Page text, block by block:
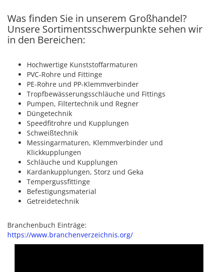
Was finden Sie in unserem Großhandel?
Unsere Sortimentsschwerpunkte sehen wir
in den Bereichen:
Hochwertige Kunststoffarmaturen
PVC-Rohre und Fittinge
PE-Rohre und PP-Klemmverbinder
Tropfbewässerungsschläuche und Fittings
Pumpen, Filtertechnik und Regner
Düngetechnik
Speedfitrohre und Kupplungen
Schweißtechnik
Messingarmaturen, Klemmverbinder und
Klickkupplungen
Schläuche und Kupplungen
Kardankupplungen, Storz und Geka
Tempergussfittinge
Befestigungsmaterial
Getreidetechnik
Branchenbuch Einträge:
https://www.branchenverzeichnis.org/